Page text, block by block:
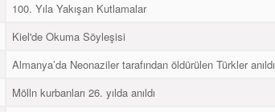
100. Yıla Yakışan Kutlamalar
Kiel'de Okuma Söyleşisi
Almanya’da Neonaziler tarafından öldürülen Türkler anıldı
Mölln kurbanları 26. yılda anıldı